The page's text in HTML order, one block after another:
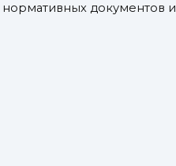
нормативных документов и